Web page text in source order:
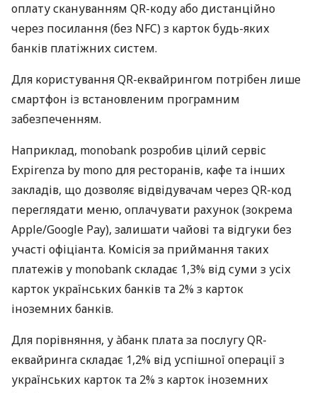
оплату скануванням QR-коду або дистанційно
через посилання (без NFC) з карток будь-яких
банків платіжних систем.
Для користування QR-еквайрингом потрібен лише
смартфон із встановленим програмним
забезпеченням.
Наприклад, monobank розробив цілий сервіс
Expirenza by mono для ресторанів, кафе та інших
закладів, що дозволяє відвідувачам через QR-код
переглядати меню, оплачувати рахунок (зокрема
Apple/Google Pay), залишати чайові та відгуки без
участі офіціанта. Комісія за приймання таких
платежів у monobank складає 1,3% від суми з усіх
карток українських банків та 2% з карток
іноземних банків.
Для порівняння, у àбанк плата за послугу QR-
еквайринга складає 1,2% від успішної операції з
українських карток та 2% з карток іноземних